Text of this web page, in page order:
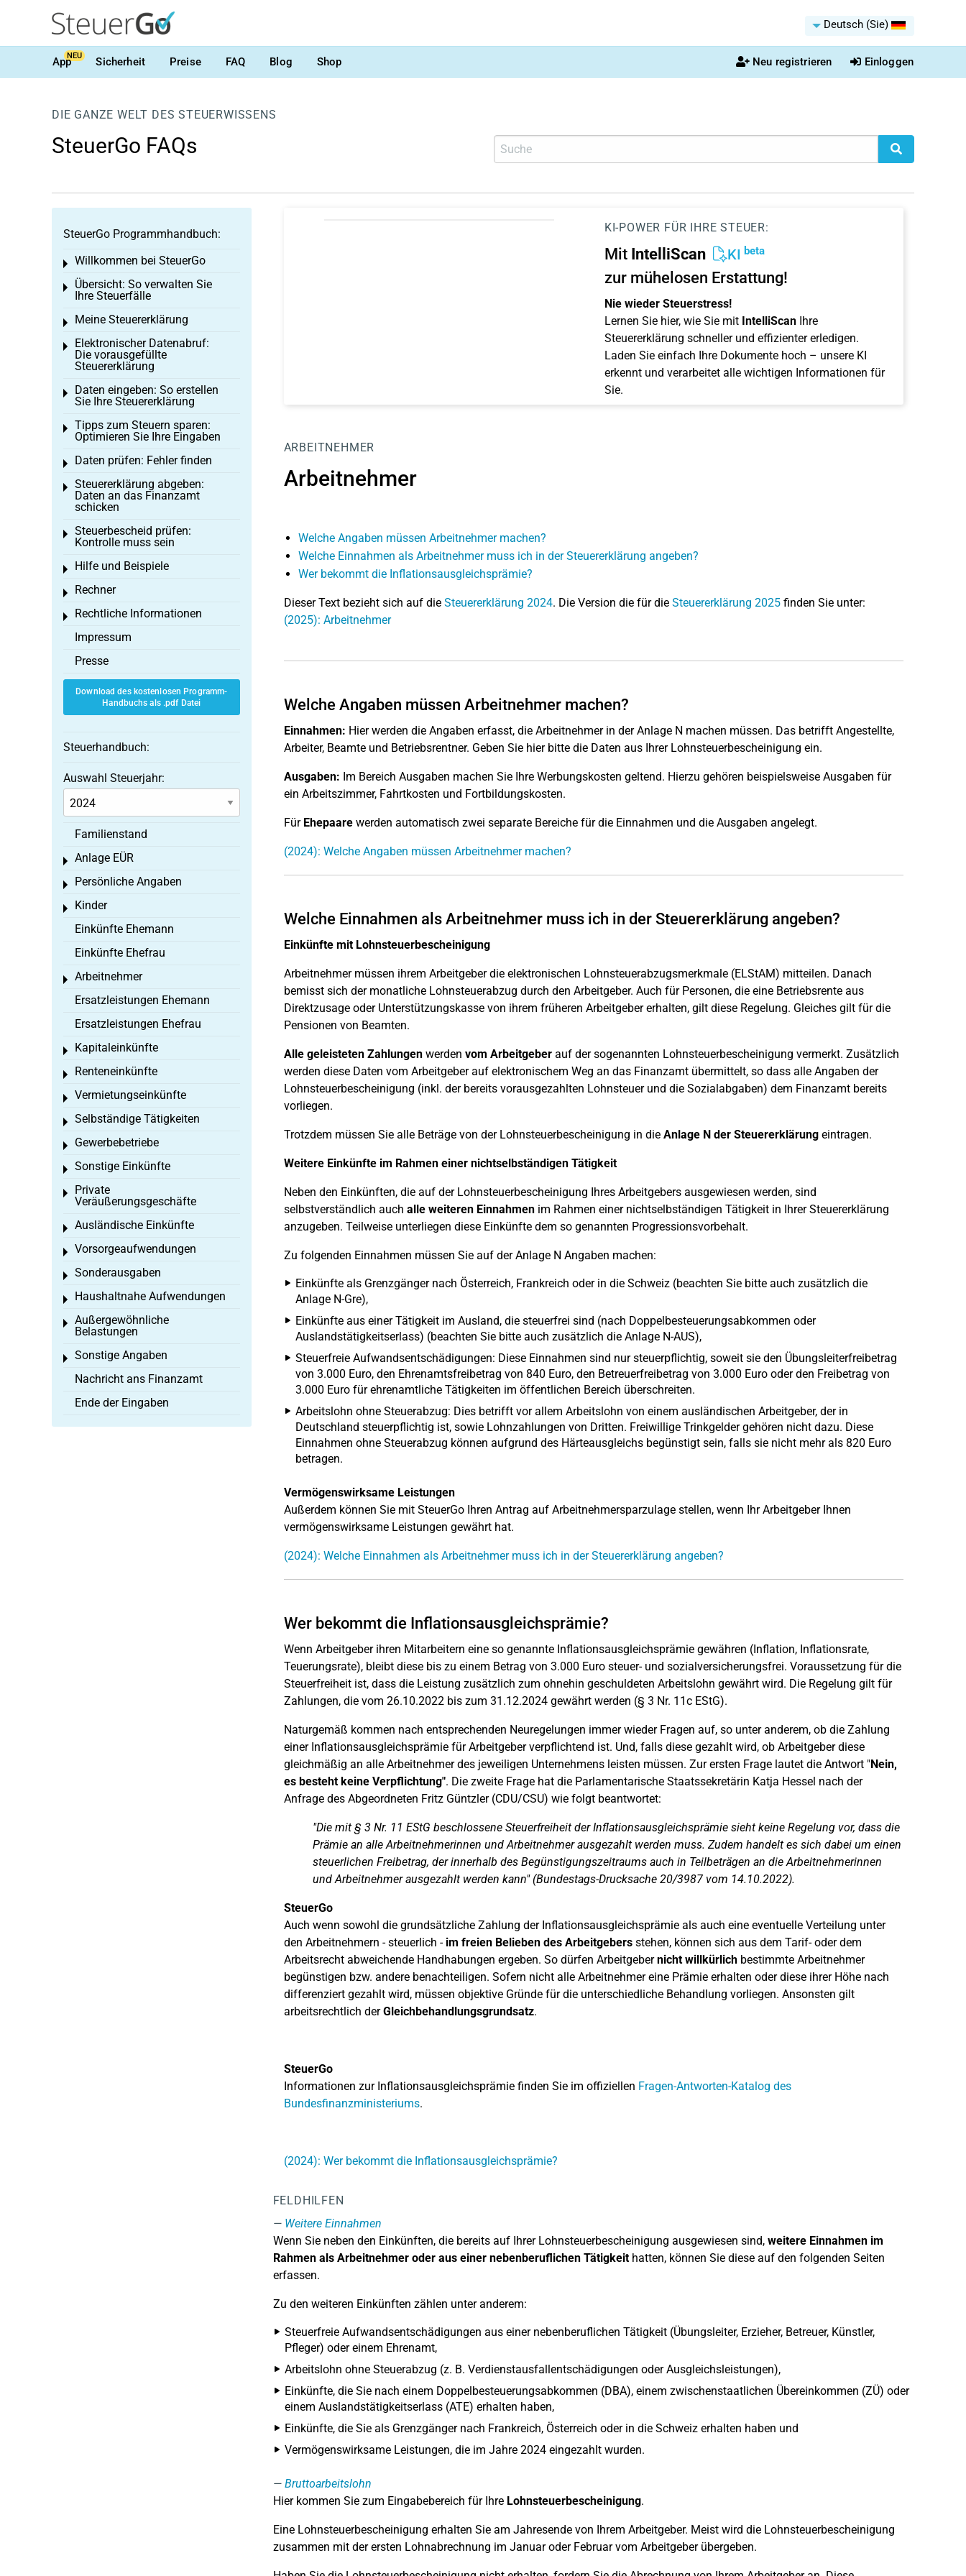
Deutsch (Sie)
AppNEU Sicherheit Preise FAQ Blog Shop Neu registrieren Einloggen
DIE GANZE WELT DES STEUERWISSENS
SteuerGo FAQs
KI-POWER FÜR IHRE STEUER:
Mit IntelliScan KI beta
zur mühelosen Erstattung!
Nie wieder Steuerstress!
Lernen Sie hier, wie Sie mit IntelliScanIhre
Steuererklärung schneller und effizienter erledigen.
Laden Sie einfach Ihre Dokumente hoch – unsere KI
erkennt und verarbeitet alle wichtigen Informationen für
Sie.
ARBEITNEHMER
Arbeitnehmer
Welche Angaben müssen Arbeitnehmer machen?
Welche Einnahmen als Arbeitnehmer muss ich in der Steuererklärung angeben?
Wer bekommt die Inflationsausgleichsprämie?
Dieser Text bezieht sich auf die Steuererklärung 2024. Die Version die für die Steuererklärung 2025finden Sie unter:
(2025): Arbeitnehmer
Welche Angaben müssen Arbeitnehmer machen?
Einnahmen: Hier werden die Angaben erfasst, die Arbeitnehmer in der Anlage N machen müssen. Das betrifft Angestellte,
Arbeiter, Beamte und Betriebsrentner. Geben Sie hier bitte die Daten aus Ihrer Lohnsteuerbescheinigung ein.
Ausgaben: Im Bereich Ausgaben machen Sie Ihre Werbungskosten geltend. Hierzu gehören beispielsweise Ausgaben für
ein Arbeitszimmer, Fahrtkosten und Fortbildungskosten.
Für Ehepaarewerden automatisch zwei separate Bereiche für die Einnahmen und die Ausgaben angelegt.
(2024): Welche Angaben müssen Arbeitnehmer machen?
Welche Einnahmen als Arbeitnehmer muss ich in der Steuererklärung angeben?
Einkünfte mit Lohnsteuerbescheinigung
Arbeitnehmer müssen ihrem Arbeitgeber die elektronischen Lohnsteuerabzugsmerkmale (ELStAM) mitteilen. Danach
bemisst sich der monatliche Lohnsteuerabzug durch den Arbeitgeber. Auch für Personen, die eine Betriebsrente aus
Direktzusage oder Unterstützungskasse von ihrem früheren Arbeitgeber erhalten, gilt diese Regelung. Gleiches gilt für die
Pensionen von Beamten.
Alle geleisteten Zahlungenwerden vom Arbeitgeberauf der sogenannten Lohnsteuerbescheinigung vermerkt. Zusätzlich
werden diese Daten vom Arbeitgeber auf elektronischem Weg an das Finanzamt übermittelt, so dass alle Angaben der
Lohnsteuerbescheinigung (inkl. der bereits vorausgezahlten Lohnsteuer und die Sozialabgaben) dem Finanzamt bereits
vorliegen.
Trotzdem müssen Sie alle Beträge von der Lohnsteuerbescheinigung in dieAnlage N der Steuererklärungeintragen.
Weitere Einkünfte im Rahmen einer nichtselbständigen Tätigkeit
Neben den Einkünften, die auf der Lohnsteuerbescheinigung Ihres Arbeitgebers ausgewiesen werden, sind
selbstverständlich auch alle weiteren Einnahmenim Rahmen einer nichtselbständigen Tätigkeit in Ihrer Steuererklärung
anzugeben. Teilweise unterliegen diese Einkünfte dem so genannten Progressionsvorbehalt.
Zu folgenden Einnahmen müssen Sie auf der Anlage N Angaben machen:
Einkünfte als Grenzgänger nach Österreich, Frankreich oder in die Schweiz (beachten Sie bitte auch zusätzlich die
Anlage N-Gre),
Einkünfte aus einer Tätigkeit im Ausland, die steuerfrei sind (nach Doppelbesteuerungsabkommen oder
Auslandstätigkeitserlass) (beachten Sie bitte auch zusätzlich die Anlage N-AUS),
Steuerfreie Aufwandsentschädigungen: Diese Einnahmen sind nur steuerpflichtig, soweit sie den Übungsleiterfreibetrag
von 3.000 Euro, den Ehrenamtsfreibetrag von 840 Euro, den Betreuerfreibetrag von 3.000 Euro oder den Freibetrag von
3.000 Euro für ehrenamtliche Tätigkeiten im öffentlichen Bereich überschreiten.
Arbeitslohn ohne Steuerabzug: Dies betrifft vor allem Arbeitslohn von einem ausländischen Arbeitgeber, der in
Deutschland steuerpflichtig ist, sowie Lohnzahlungen von Dritten. Freiwillige Trinkgelder gehören nicht dazu. Diese
Einnahmen ohne Steuerabzug können aufgrund des Härteausgleichs begünstigt sein, falls sie nicht mehr als 820 Euro
betragen.
Vermögenswirksame Leistungen
Außerdem können Sie mit SteuerGo Ihren Antrag auf Arbeitnehmersparzulage stellen, wenn Ihr Arbeitgeber Ihnen
vermögenswirksame Leistungen gewährt hat.
(2024): Welche Einnahmen als Arbeitnehmer muss ich in der Steuererklärung angeben?
Wer bekommt die Inflationsausgleichsprämie?
Wenn Arbeitgeber ihren Mitarbeitern eine so genannte Inflationsausgleichsprämie gewähren (Inflation, Inflationsrate,
Teuerungsrate), bleibt diese bis zu einem Betrag von 3.000 Euro steuer- und sozialversicherungsfrei. Voraussetzung für die
Steuerfreiheit ist, dass die Leistung zusätzlich zum ohnehin geschuldeten Arbeitslohn gewährt wird. Die Regelung gilt für
Zahlungen, die vom 26.10.2022 bis zum 31.12.2024 gewährt werden (§ 3 Nr. 11c EStG).
Naturgemäß kommen nach entsprechenden Neuregelungen immer wieder Fragen auf, so unter anderem, ob die Zahlung
einer Inflationsausgleichsprämie für Arbeitgeber verpflichtend ist. Und, falls diese gezahlt wird, ob Arbeitgeber diese
gleichmäßig an alle Arbeitnehmer des jeweiligen Unternehmens leisten müssen. Zur ersten Frage lautet die Antwort "Nein,
es besteht keine Verpflichtung". Die zweite Frage hat die Parlamentarische Staatssekretärin Katja Hessel nach der
Anfrage des Abgeordneten Fritz Güntzler (CDU/CSU) wie folgt beantwortet:
"Die mit § 3 Nr. 11 EStG beschlossene Steuerfreiheit der Inflationsausgleichsprämie sieht keine Regelung vor, dass die
Prämie an alle Arbeitnehmerinnen und Arbeitnehmer ausgezahlt werden muss. Zudem handelt es sich dabei um einen
steuerlichen Freibetrag, der innerhalb des Begünstigungszeitraums auch in Teilbeträgen an die Arbeitnehmerinnen
und Arbeitnehmer ausgezahlt werden kann" (Bundestags-Drucksache 20/3987 vom 14.10.2022).
SteuerGo
Auch wenn sowohl die grundsätzliche Zahlung der Inflationsausgleichsprämie als auch eine eventuelle Verteilung unter
den Arbeitnehmern - steuerlich -im freien Belieben des Arbeitgebersstehen, können sich aus dem Tarif- oder dem
Arbeitsrecht abweichende Handhabungen ergeben. So dürfen Arbeitgebernicht willkürlichbestimmte Arbeitnehmer
begünstigen bzw. andere benachteiligen. Sofern nicht alle Arbeitnehmer eine Prämie erhalten oder diese ihrer Höhe nach
differenziert gezahlt wird, müssen objektive Gründe für die unterschiedliche Behandlung vorliegen. Ansonsten gilt
arbeitsrechtlich derGleichbehandlungsgrundsatz.
SteuerGo
Informationen zur Inflationsausgleichsprämie finden Sie im offiziellen Fragen-Antworten-Katalog des
Bundesfinanzministeriums.
(2024): Wer bekommt die Inflationsausgleichsprämie?
FELDHILFEN
Weitere Einnahmen
Wenn Sie neben den Einkünften, die bereits auf Ihrer Lohnsteuerbescheinigung ausgewiesen sind, weitere Einnahmen im
Rahmen als Arbeitnehmer oder aus einer nebenberuflichen Tätigkeit hatten, können Sie diese auf den folgenden Seiten
erfassen.
Zu den weiteren Einkünften zählen unter anderem:
Steuerfreie Aufwandsentschädigungen aus einer nebenberuflichen Tätigkeit (Übungsleiter, Erzieher, Betreuer, Künstler,
Pfleger) oder einem Ehrenamt,
Arbeitslohn ohne Steuerabzug (z. B. Verdienstausfallentschädigungen oder Ausgleichsleistungen),
Einkünfte, die Sie nach einem Doppelbesteuerungsabkommen (DBA), einem zwischenstaatlichen Übereinkommen (ZÜ) oder
einem Auslandstätigkeitserlass (ATE) erhalten haben,
Einkünfte, die Sie als Grenzgänger nach Frankreich, Österreich oder in die Schweiz erhalten haben und
Vermögenswirksame Leistungen, die im Jahre 2024 eingezahlt wurden.
Bruttoarbeitslohn
Hier kommen Sie zum Eingabebereich für Ihre Lohnsteuerbescheinigung.
Eine Lohnsteuerbescheinigung erhalten Sie am Jahresende von Ihrem Arbeitgeber. Meist wird die Lohnsteuerbescheinigung
zusammen mit der ersten Lohnabrechnung im Januar oder Februar vom Arbeitgeber übergeben.
SteuerGo Programmhandbuch:
Willkommen bei SteuerGo
Toggle menu
Übersicht: So verwalten Sie
Ihre Steuerfälle
Toggle menu
Meine Steuererklärung
Toggle menu
Elektronischer Datenabruf:
Die vorausgefüllte
Steuererklärung
Toggle menu
Daten eingeben: So erstellen
Sie Ihre Steuererklärung
Toggle menu
Tipps zum Steuern sparen:
Optimieren Sie Ihre Eingaben
Toggle menu
Daten prüfen: Fehler finden
Toggle menu
Steuererklärung abgeben:
Daten an das Finanzamt
schicken
Toggle menu
Steuerbescheid prüfen:
Kontrolle muss sein
Toggle menu
Hilfe und Beispiele
Toggle menu
Rechner
Toggle menu
Rechtliche Informationen
Toggle menu
Impressum
Presse
Download des kostenlosen Programm-
Handbuchs als .pdf Datei
Steuerhandbuch:
Auswahl Steuerjahr:
Familienstand
Anlage EÜR
Toggle menu
Persönliche Angaben
Toggle menu
Kinder
Toggle menu
Einkünfte Ehemann
Einkünfte Ehefrau
Arbeitnehmer
Toggle menu
Ersatzleistungen Ehemann
Ersatzleistungen Ehefrau
Kapitaleinkünfte
Toggle menu
Renteneinkünfte
Toggle menu
Vermietungseinkünfte
Toggle menu
Selbständige Tätigkeiten
Toggle menu
Gewerbebetriebe
Toggle menu
Sonstige Einkünfte
Toggle menu
Private
Veräußerungsgeschäfte
Toggle menu
Ausländische Einkünfte
Toggle menu
Vorsorgeaufwendungen
Toggle menu
Sonderausgaben
Toggle menu
Haushaltnahe Aufwendungen
Toggle menu
Außergewöhnliche
Belastungen
Toggle menu
Sonstige Angaben
Toggle menu
Nachricht ans Finanzamt
Ende der Eingaben